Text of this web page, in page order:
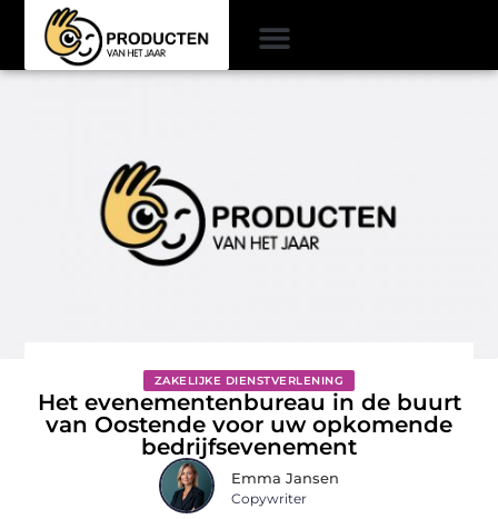
ZAKELIJKE DIENSTVERLENING
Het evenementenbureau in de buurt
van Oostende voor uw opkomende
bedrijfsevenement
Emma Jansen
Copywriter